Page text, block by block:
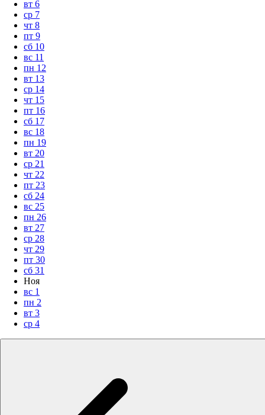
вт 6
ср 7
чт 8
пт 9
сб 10
вс 11
пн 12
вт 13
ср 14
чт 15
пт 16
сб 17
вс 18
пн 19
вт 20
ср 21
чт 22
пт 23
сб 24
вс 25
пн 26
вт 27
ср 28
чт 29
пт 30
сб 31
Ноя
вс 1
пн 2
вт 3
ср 4